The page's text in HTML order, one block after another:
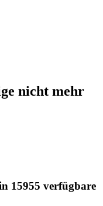
nicht mehr
15955 verfügbare